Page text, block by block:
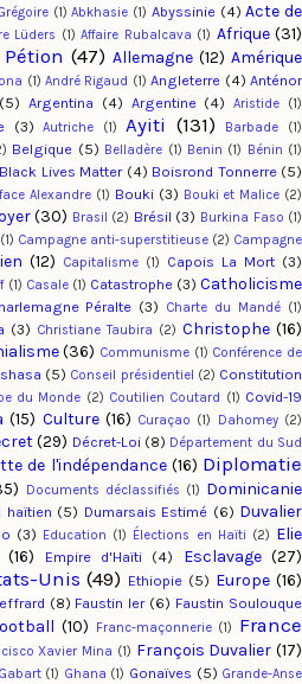
(1) Abkhasie (1) Abyssinie (4) Acte de
Lüders (1) Affaire Rubalcava (1) Afrique (31)
(47) Allemagne (12) Amérique
(1) André Rigaud (1) Angleterre (4) Anténor
(5) Argentina (4) Argentine (4) Aristide (1)
(3) Autriche (1) Ayiti (131) Barbade
(1)
Belgique (5) Belladère (1) Benin (1) Bénin (1)
Black Lives Matter (4) Boisrond Tonnerre (5)
Alexandre (1) Bouki (3) Bouki et Malice (2)
(30) Brasil (2) Brésil (3) Burkina Faso (1)
(1) Campagne anti-superstitieuse (2) Campagne
(12) Capitalisme (1) Capois La Mort (3)
(1) Casale (1) Catastrophe (3) Catholicisme
Péralte (3) Charte du Mandé (1)
(3) Christiane Taubira (2) Christophe (16)
(36) Communisme (1) Conférence de
(5) Conseil présidentiel (2) Constitution
du Monde (2) Coutilien Coutard (1) Covid-19
(15) Culture (16) Curaçao (1) Dahomey (2)
(29) Décret-Loi (8) Département du Sud
de l'indépendance (16) Diplomatie
Documents déclassifiés (1) Dominicanie
haïtien (5) Dumarsais Estimé (6) Duvalier
(3) Education (1) Élections en Haïti (2) Elie
(16) Empire d'Haïti (4) Esclavage (27)
Unis (49) Ethiopie (5) Europe (16)
(8) Faustin Ier (6) Faustin Soulouque
(10) Franc-maçonnerie (1)
France
Xavier Mina (1) François Duvalier (17)
(1) Ghana (1) Gonaïves (5) Grande-Anse